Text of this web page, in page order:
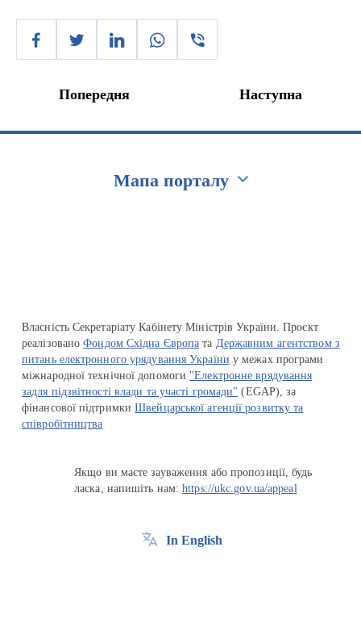
Попередня Наступна
Мапа порталу
Власність Секретаріату Кабінету Міністрів України. Проєкт
реалізованоФондом Східна Європа та Державним агентством з
питань електронного урядування України у межах програми
міжнародної технічної допомоги "Електронне врядування
задля підзвітності влади та участі громади" (EGAP), за
фінансової підтримкиШвейцарської агенції розвитку та
співробітництва
Якщо ви маєте зауваження або пропозиції, будь
ласка, напишіть нам:https://ukc.gov.ua/appeal
In English